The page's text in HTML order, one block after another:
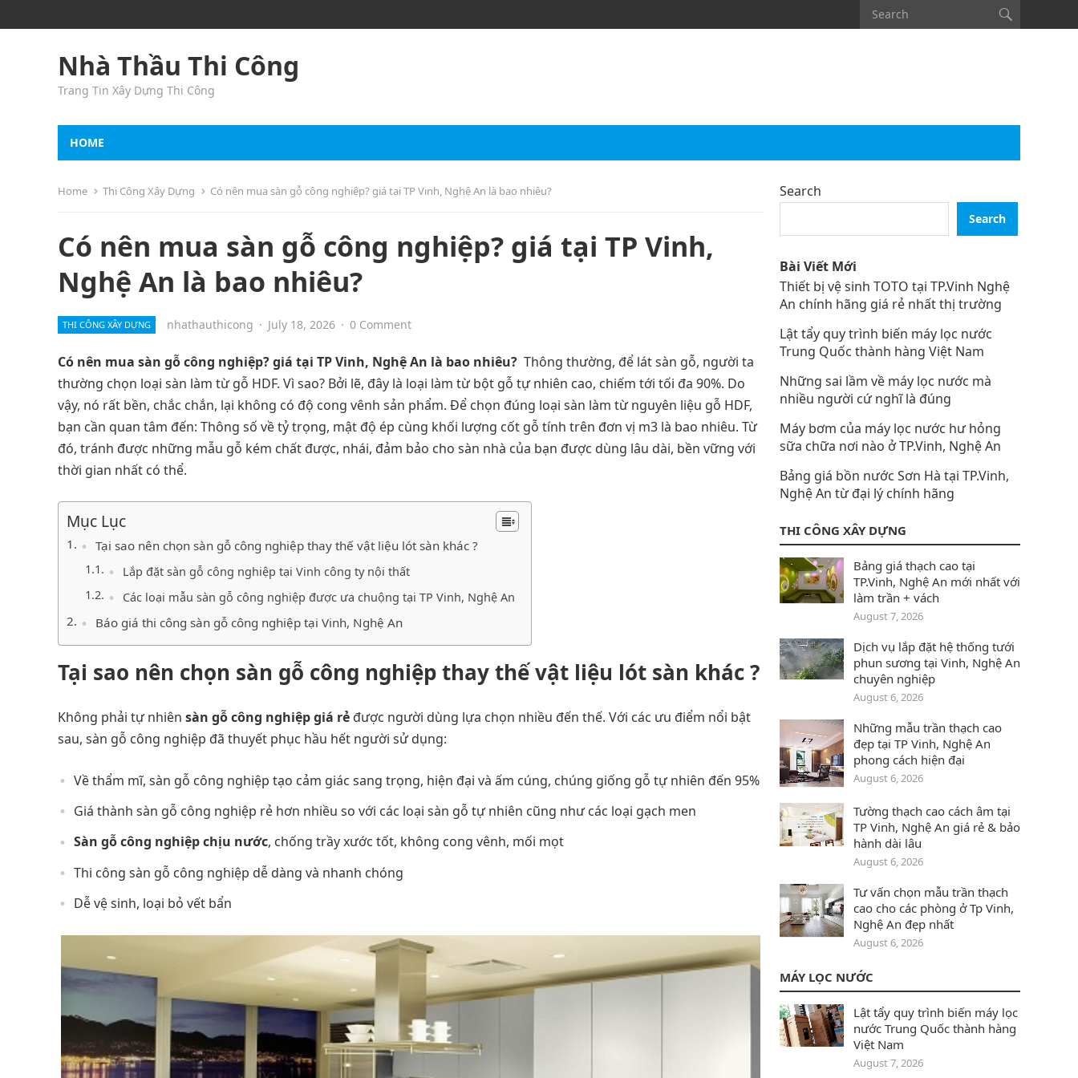
Nhà Thầu Thi Công
Trang Tin Xây Dựng Thi Công
HOME
Home Thi Công Xây Dựng Có nên mua sàn gỗ công nghiệp? giá tại TP Vinh, Nghệ An là bao nhiêu?
Có nên mua sàn gỗ công nghiệp? giá tại TP Vinh,
Nghệ An là bao nhiêu?
THI CÔNG XÂY DỰNG nhathauthicong · July 18, 2026 · 0 Comment
Có nên mua sàn gỗ công nghiệp? giá tại TP Vinh, Nghệ An là bao nhiêu? Thông thường, để lát sàn gỗ, người ta
thường chọn loại sàn làm từ gỗ HDF. Vì sao? Bởi lẽ, đây là loại làm từ bột gỗ tự nhiên cao, chiếm tới tối đa 90%. Do
vậy, nó rất bền, chắc chắn, lại không có độ cong vênh sản phẩm. Để chọn đúng loại sàn làm từ nguyên liệu gỗ HDF,
bạn cần quan tâm đến: Thông số về tỷ trọng, mật độ ép cùng khối lượng cốt gỗ tính trên đơn vị m3 là bao nhiêu. Từ
đó, tránh được những mẫu gỗ kém chất được, nhái, đảm bảo cho sàn nhà của bạn được dùng lâu dài, bền vững với
thời gian nhất có thể.
Mục Lục
Tại sao nên chọn sàn gỗ công nghiệp thay thế vật liệu lót sàn khác ?
Lắp đặt sàn gỗ công nghiệp tại Vinh công ty nội thất
Các loại mẫu sàn gỗ công nghiệp được ưa chuộng tại TP Vinh, Nghệ An
Báo giá thi công sàn gỗ công nghiệp tại Vinh, Nghệ An
Tại sao nên chọn sàn gỗ công nghiệp thay thế vật liệu lót sàn khác ?
Không phải tự nhiên sàn gỗ công nghiệp giá rẻ được người dùng lựa chọn nhiều đến thế. Với các ưu điểm nổi bật
sau, sàn gỗ công nghiệp đã thuyết phục hầu hết người sử dụng:
Về thẩm mĩ, sàn gỗ công nghiệp tạo cảm giác sang trọng, hiện đại và ấm cúng, chúng giống gỗ tự nhiên đến 95%
Giá thành sàn gỗ công nghiệp rẻ hơn nhiều so với các loại sàn gỗ tự nhiên cũng như các loại gạch men
Sàn gỗ công nghiệp chịu nước, chống trầy xước tốt, không cong vênh, mối mọt
Thi công sàn gỗ công nghiệp dễ dàng và nhanh chóng
Dễ vệ sinh, loại bỏ vết bẩn
Search
Search
Bài Viết Mới
Thiết bị vệ sinh TOTO tại TP.Vinh Nghệ
An chính hãng giá rẻ nhất thị trường
Lật tẩy quy trình biến máy lọc nước
Trung Quốc thành hàng Việt Nam
Những sai lầm về máy lọc nước mà
nhiều người cứ nghĩ là đúng
Máy bơm của máy lọc nước hư hỏng
sữa chữa nơi nào ở TP.Vinh, Nghệ An
Bảng giá bồn nước Sơn Hà tại TP.Vinh,
Nghệ An từ đại lý chính hãng
THI CÔNG XÂY DỰNG
Bảng giá thạch cao tại
TP.Vinh, Nghệ An mới nhất với
làm trần + vách
August 7, 2026
Dịch vụ lắp đặt hệ thống tưới
phun sương tại Vinh, Nghệ An
chuyên nghiệp
August 6, 2026
Những mẫu trần thạch cao
đẹp tại TP Vinh, Nghệ An
phong cách hiện đại
August 6, 2026
Tường thạch cao cách âm tại
TP Vinh, Nghệ An giá rẻ & bảo
hành dài lâu
August 6, 2026
Tư vấn chọn mẫu trần thạch
cao cho các phòng ở Tp Vinh,
Nghệ An đẹp nhất
August 6, 2026
MÁY LỌC NƯỚC
Lật tẩy quy trình biến máy lọc
nước Trung Quốc thành hàng
Việt Nam
August 7, 2026